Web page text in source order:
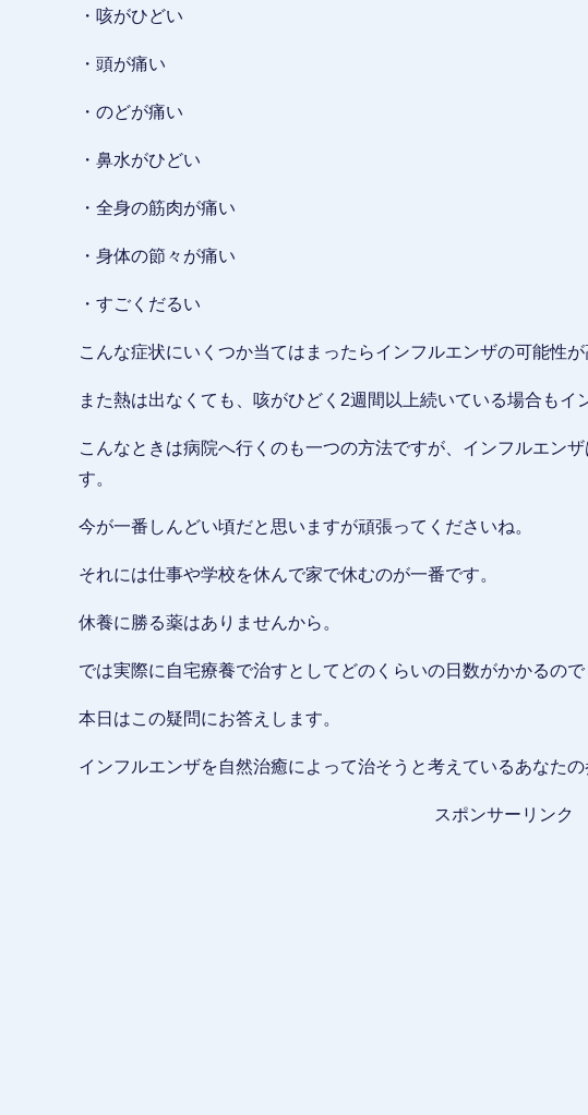
・咳がひどい
・頭が痛い
・のどが痛い
・鼻水がひどい
・全身の筋肉が痛い
・身体の節々が痛い
・すごくだるい
こんな症状にいくつか当てはまったらインフルエンザの可能性が
また熱は出なくても、咳がひどく2週間以上続いている場合もイ
こんなときは病院へ行くのも一つの方法ですが、インフルエン
す。
今が一番しんどい頃だと思いますが頑張ってくださいね。
それには仕事や学校を休んで家で休むのが一番です。
休養に勝る薬はありませんから。
では実際に自宅療養で治すとしてどのくらいの日数がかかるので
本日はこの疑問にお答えします。
インフルエンザを自然治癒によって治そうと考えているあなたの
スポンサーリンク